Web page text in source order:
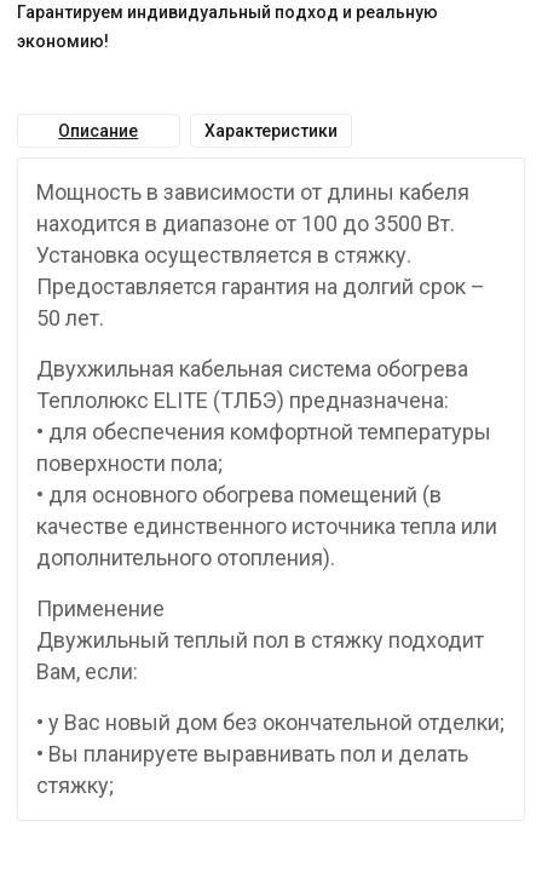
Гарантируем индивидуальный подход и реальную
экономию!
Описание Характеристики
Мощность в зависимости от длины кабеля
находится в диапазоне от 100 до 3500 Вт.
Установка осуществляется в стяжку.
Предоставляется гарантия на долгий срок –
50 лет.
Двухжильная кабельная система обогрева
Теплолюкс ELITE (ТЛБЭ) предназначена:
• для обеспечения комфортной температуры
поверхности пола;
• для основного обогрева помещений (в
качестве единственного источника тепла или
дополнительного отопления).
Применение
Двужильный теплый пол в стяжку подходит
Вам, если:
• у Вас новый дом без окончательной отделки;
• Вы планируете выравнивать пол и делать
стяжку;